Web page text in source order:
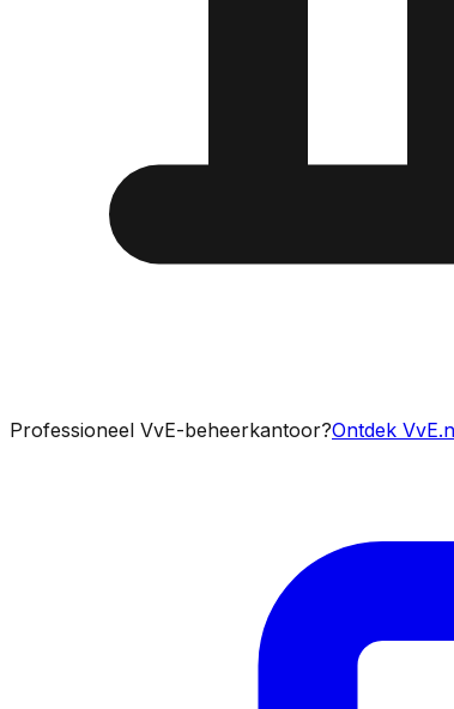
Professioneel VvE-beheerkantoor?Ontdek